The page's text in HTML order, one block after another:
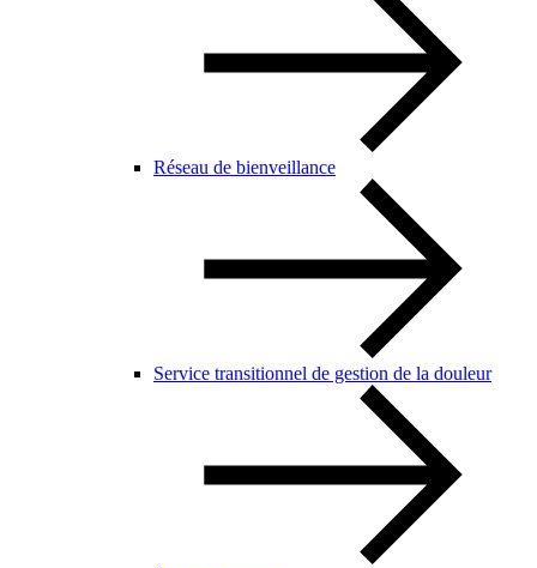
Réseau de bienveillance
Service transitionnel de gestion de la douleur